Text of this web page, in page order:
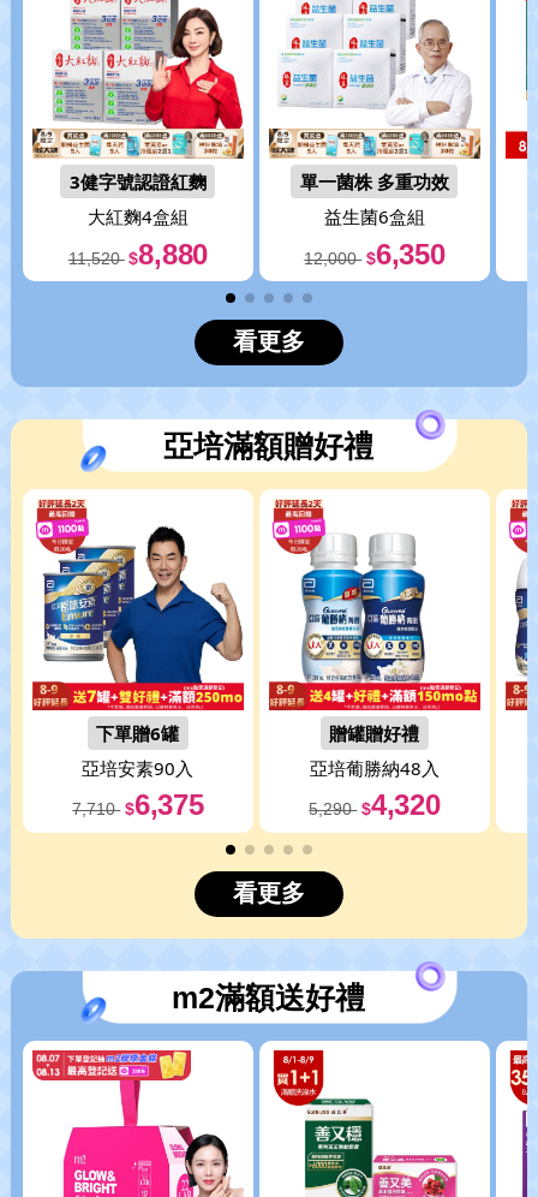
3健字號認證紅麴
大紅麴4盒組
11,520 $8,880
單一菌株 多重功效
益生菌6盒組
12,000 $6,350
看更多
亞培滿額贈好禮
下單贈6罐
亞培安素90入
7,710 $6,375
贈罐贈好禮
亞培葡勝納48入
5,290 $4,320
看更多
m2滿額送好禮